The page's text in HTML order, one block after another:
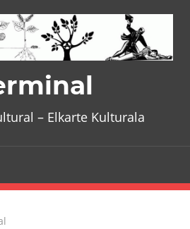
– Elkarte Kulturala